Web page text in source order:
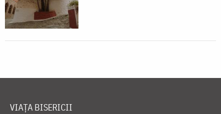
VIAȚA BISERICII